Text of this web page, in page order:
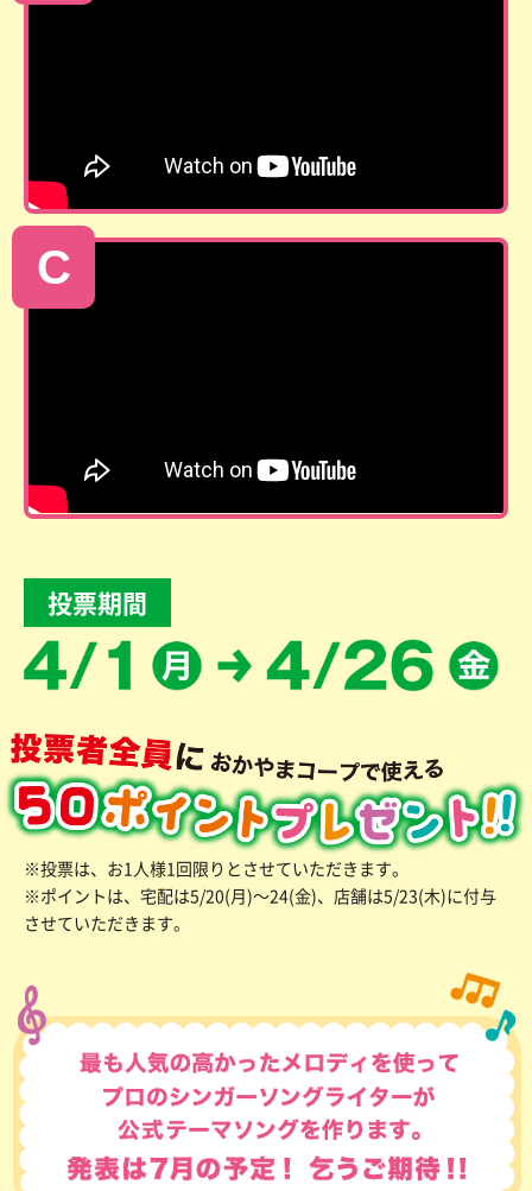
C
投票期間
※投票は、お1人様1回限りとさせていただきます。
※ポイントは、宅配は5/20(月)〜24(金)、店舗は5/23(木)に付与
させていただきます。